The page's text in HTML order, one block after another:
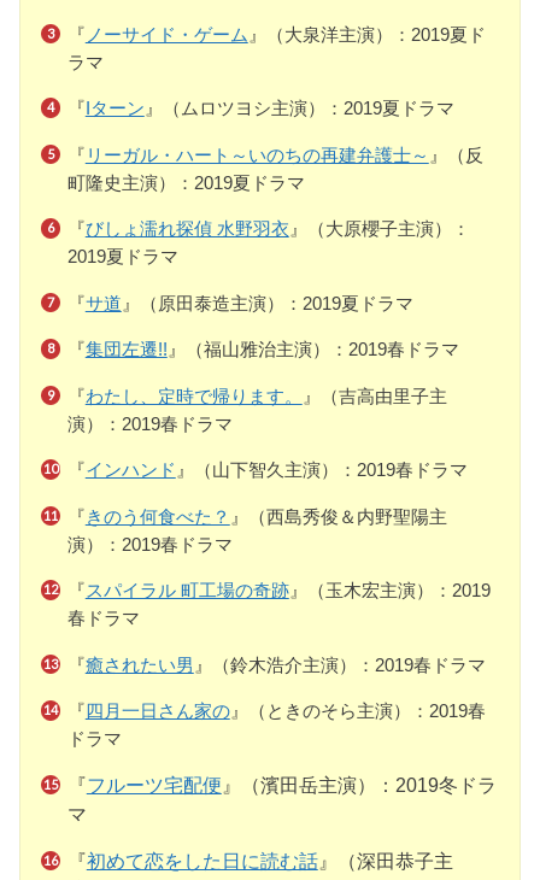
『 ノーサイド・ゲーム 』（大泉洋主演）：2019夏ド
ラマ
『Iターン 』（ムロツヨシ主演）：2019夏ドラマ
『 リーガル・ハート～いのちの再建弁護士～ 』（反
町隆史主演）：2019夏ドラマ
『びしょ濡れ探偵 水野羽衣 』（大原櫻子主演）：
2019夏ドラマ
『サ道 』（原田泰造主演）：2019夏ドラマ
『集団左遷!! 』（福山雅治主演）：2019春ドラマ
『わたし、定時で帰ります。
』（吉高由里子主
演）：2019春ドラマ
『インハンド 』（山下智久主演）：2019春ドラマ
『きのう何食べた？ 』（西島秀俊＆内野聖陽主
演）：2019春ドラマ
『スパイラル 町工場の奇跡』（玉木宏主演）：2019
春ドラマ
『癒されたい男 』（鈴木浩介主演）：2019春ドラマ
『四月一日さん家の』（ときのそら主演）：2019春
ドラマ
『フルーツ宅配便 』（濱田岳主演）：2019冬ドラ
マ
『初めて恋をした日に読む話』（深田恭子主